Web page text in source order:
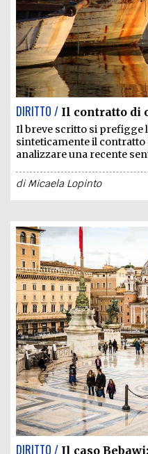
DIRITTO / Il contratto di
Il breve scritto si prefigge
sinteticamente il
analizzare una recente
diMicaela Lopinto
DIRITTO / Il caso